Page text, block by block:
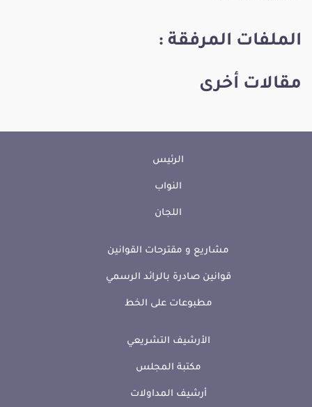
الملفات المرفقة :
مقالات أخرى
الرئيس
النواب
اللجان
مشاريع و مقترحات القوانين
قوانين صادرة بالرائد الرسمي
مطبوعات على الخط
الأرشيف التشريعي
مكتبة المجلس
أرشيف المداولات